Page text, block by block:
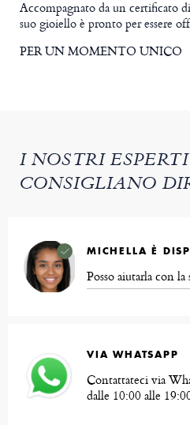
Accompagnato da un certificato
suo gioiello è pronto per essere
PER UN MOMENTO UNICO
I NOSTRI
CONSIGLIANO
MICHELLA È
Posso aiutarla con la
VIA WHATSAPP
Contattateci via
dalle 10:00 alle